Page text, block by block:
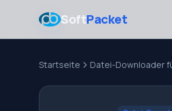
SoftPacket
Startseite Datei-Downloader